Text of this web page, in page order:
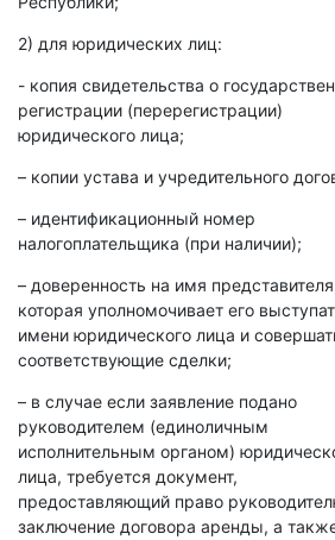
2) для юридических лиц:
- копия свидетельства о
регистрации (перерегистрации)
юридического лица;
– копии устава и учредительного
– идентификационный номер
налогоплательщика (при наличии);
– доверенность на имя
которая уполномочивает его
имени юридического лица и
соответствующие сделки;
– в случае если заявление подано
руководителем (единоличным
исполнительным органом)
лица, требуется документ,
предоставляющий право
заключение договора аренды, а